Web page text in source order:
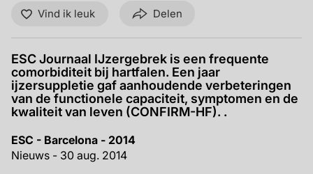
Vind ik leuk Delen
ESC Journaal IJzergebrek is een frequente
comorbiditeit bij hartfalen. Een jaar
ijzersuppletie gaf aanhoudende verbeteringen
van de functionele capaciteit, symptomen en de
kwaliteit van leven (CONFIRM-HF). .
ESC - Barcelona - 2014
Nieuws - 30 aug. 2014